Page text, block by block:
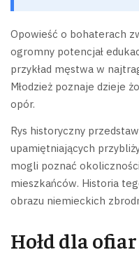
Opowieść o bohaterach
ogromny potencjał
przykład męstwa w
Młodzież poznaje dzieje
opór.
Rys historyczny
upamiętniających
mogli poznać
mieszkańców. Historia
obrazu niemieckich
Hołd dla